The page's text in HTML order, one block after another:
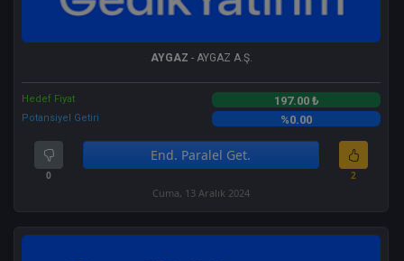
AYGAZ - AYGAZ A.Ş.
Hedef Fiyat 197.00 ₺
Potansiyel Getiri %0.00
0
End. Paralel Get.
2
Cuma, 13 Aralık 2024